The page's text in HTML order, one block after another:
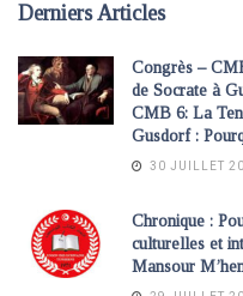
Derniers Articles
Congrès –
de Socrate à
CMB 6: La
Gusdorf :
30 JUILLET
Chronique :
culturelles et
Mansour